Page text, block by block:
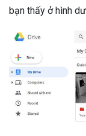
bạn thấy ở hình